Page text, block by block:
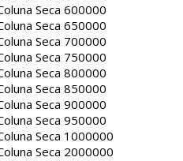
Seca 600000
Seca 650000
Seca 700000
Seca 750000
Seca 800000
Seca 850000
Seca 900000
Seca 950000
Seca 1000000
Seca 2000000